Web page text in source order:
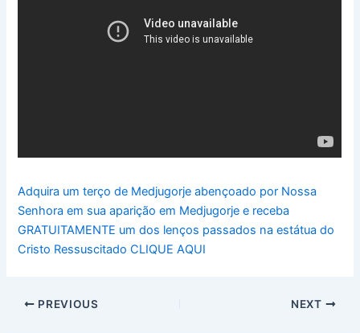
Adquira um terço de Medjugorje abençoado por Nossa
Senhora em sua aparição em Medjugorje e receba
GRATUITAMENTE um dos lenços passados na estátua do
Cristo Ressuscitado CLIQUE AQUI
PREVIOUS NEXT